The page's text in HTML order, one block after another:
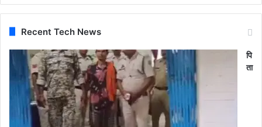
Recent Tech News
पि
ता